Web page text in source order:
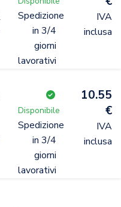
Spedizione
in 3/4
giorni
lavorativi
IVA
inclusa
Disponibile
Spedizione
in 3/4
giorni
lavorativi
10.55
€
IVA
inclusa